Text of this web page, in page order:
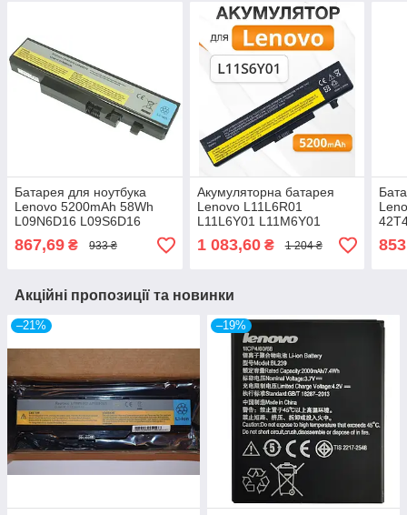
Батарея для ноутбука
Lenovo 5200mAh 58Wh
L09N6D16 L09S6D16
L10S6Y01 IdeaPad Y460
B560 V560 Y560 Y560A
867,69 ₴ 933 ₴
Акумуляторна батарея
Lenovo L11L6R01
L11L6Y01 L11M6Y01
5200mAh для ThinkPad
Edge E430 E435 E445
1 083,60₴ 1 204 ₴
Акційні пропозиції та новинки
–21% –19%